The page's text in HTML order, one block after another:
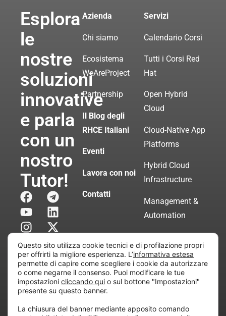
Esplora
le
nostre
soluzioni
innovative
e parla
con un
nostro
Tutor!
Azienda
Chi siamo
Ecosistema
WeAreProject
Partnership
Il Blog degli
RHCE Italiani
Eventi
Lavora con noi
Contatti
Servizi
Calendario Corsi
Tutti i Corsi Red
Hat
Open Hybrid
Cloud
Cloud-Native App
Platforms
Hybrid Cloud
Infrastructure
Management &
Automation
Servizi di
Consulenza
Certificata
all’attività di direzione e coordinamento di “Project
Questo sito utilizza cookie tecnici e di profilazione propri
per offrirti la migliore esperienza. L’informativa estesa
permette di capire come scegliere i cookie da autorizzare
o come negarne il consenso. Puoi modificare le tue
impostazioni cliccando qui o sul bottone "Impostazioni"
presente su questo banner.
La chiusura del banner mediante apposito comando